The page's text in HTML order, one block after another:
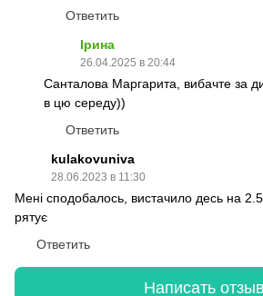
Ответить
Ірина
26.04.2025 в 20:44
Санталова Маргарита, вибачте за
в цю середу))
Ответить
kulakovuniva
28.06.2023 в 11:30
Мені сподобалось, вистачило десь на 2.5
рятує
Ответить
Написать отзыв